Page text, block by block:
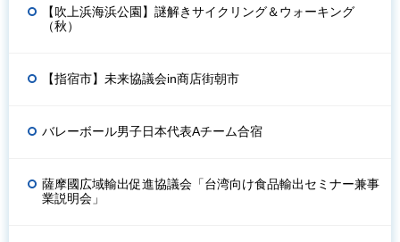
【吹上浜海浜公園】謎解きサイクリング＆ウォーキング
（秋）
【指宿市】未来協議会in商店街朝市
バレーボール男子日本代表Aチーム合宿
薩摩國広域輸出促進協議会「台湾向け食品輸出セミナー兼事
業説明会」